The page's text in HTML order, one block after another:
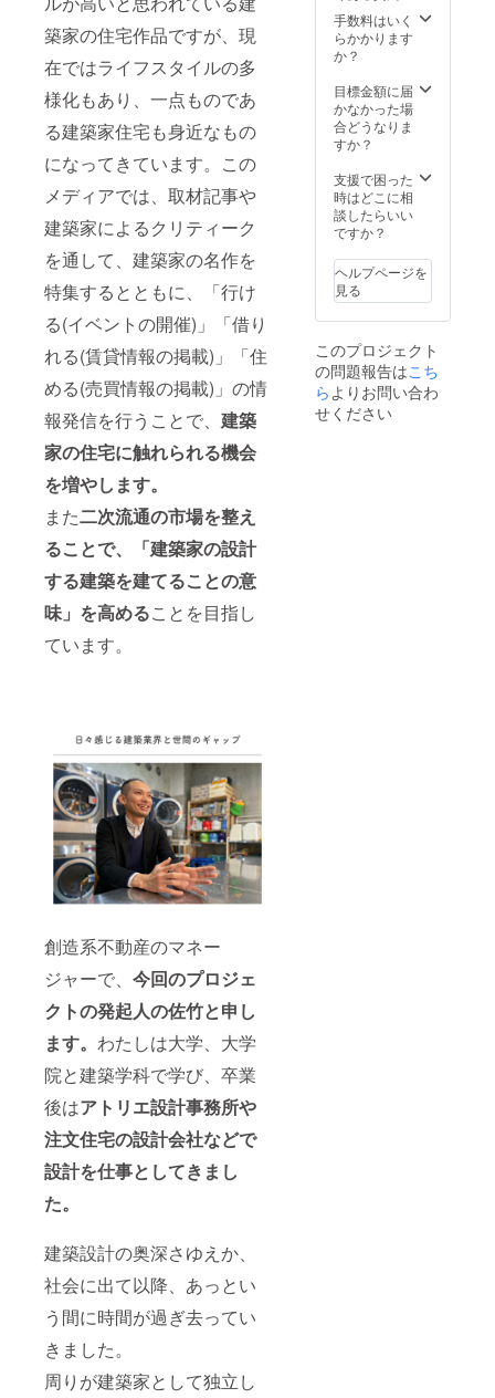
築家の住宅作品ですが、現
在ではライフスタイルの多
様化もあり、一点ものであ
る建築家住宅も身近なもの
になってきています。この
メディアでは、取材記事や
建築家によるクリティーク
を通して、建築家の名作を
特集するとともに、「行け
る(イベントの開催)」「借り
れる(賃貸情報の掲載)」「住
める(売買情報の掲載)」の情
報発信を行うことで、 建築
家の住宅に触れられる機会
を増やします。
また二次流通の市場を整え
ることで、「建築家の設計
する建築を建てることの意
味」を高めることを目指し
ています。
創造系不動産のマネー
ジャーで、 今回のプロジェ
クトの発起人の佐竹と申し
ます。 わたしは大学、大学
院と建築学科で学び、卒業
後はアトリエ設計事務所や
注文住宅の設計会社などで
設計を仕事としてきまし
た。
建築設計の奥深さゆえか、
社会に出て以降、あっとい
う間に時間が過ぎ去ってい
きました。
周りが建築家として独立し
きま
す。 ※
支援
ず備考
欄に記
載する
お名前
入くだ
さい。
そし
て、物
を建築
家住宅
手帖へ
の掲載
２週間
前に
メール
にて先
行送付
手数料はいく
らかかります
か？
目標金額に届
かなかった場
合どうなりま
すか？
支援で困った
時はどこに相
談したらいい
ですか？
ヘルプページを
見る
このプロジェクト
の問題報告はこち
ら よりお問い合わ
せください